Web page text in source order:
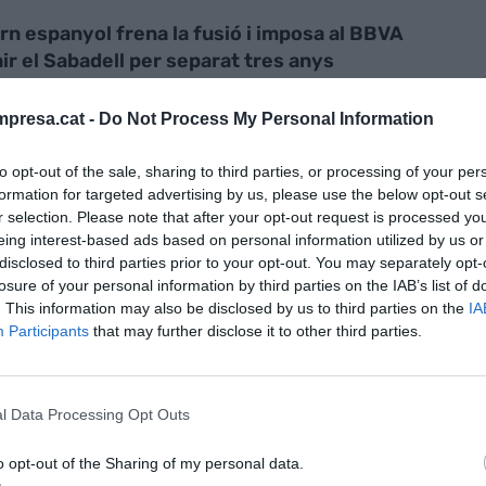
- Do Not Process My Personal Information
opt-out of the sale, sharing to third parties, or processing of your
for targeted advertising by us, please use the below opt-out
selection. Please note that after your opt-out request is processed
interest-based ads based on personal information utilized by us
to third parties prior to your opt-out. You may separately
of your personal information by third parties on the IAB’s list of
This information may also be disclosed by us to third parties on the
Participants that may further disclose it to other third parties.
Data Processing Opt Outs
opt-out of the Sharing of my personal data.
espanyol frena la fusió i imposa al BBVA
el Sabadell per separat tres anys
els objectius principals que guiaran
els propers exercicis. La companyia ha
pel seu consell d'administració, previst per
el dia 24 de juliol, coincidint amb la publicació
d'aquest any.
i operativa durant